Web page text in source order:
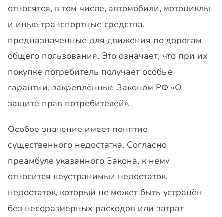
относятся, в том числе, автомобили, мотоциклы
и иные транспортные средства,
предназначенные для движения по дорогам
общего пользования. Это означает, что при их
покупке потребитель получает особые
гарантии, закреплённые Законом РФ «О
защите прав потребителей».
Особое значение имеет понятие
существенного недостатка. Согласно
преамбуле указанного Закона, к нему
относится неустранимый недостаток,
недостаток, который не может быть устранён
без несоразмерных расходов или затрат